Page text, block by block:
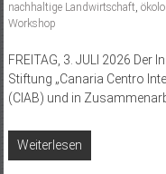
nachhaltige Landwirtschaft,
Workshop
FREITAG, 3. JULI 2026
Stiftung „Canaria Centro
(CIAB) und in
Weiterlesen